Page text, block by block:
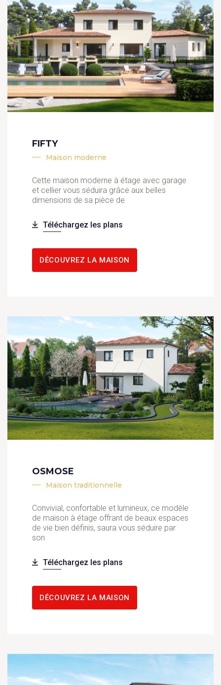
FIFTY
Maison moderne
Cette maison moderne à étage avec garage
et cellier vous séduira grâce aux belles
dimensions de sa pièce de
Téléchargez les plans
DÉCOUVREZ LA MAISON
OSMOSE
Maison traditionnelle
Convivial, confortable et lumineux, ce modèle
de maison à étage offrant de beaux espaces
de vie bien définis, saura vous séduire par
son
Téléchargez les plans
DÉCOUVREZ LA MAISON